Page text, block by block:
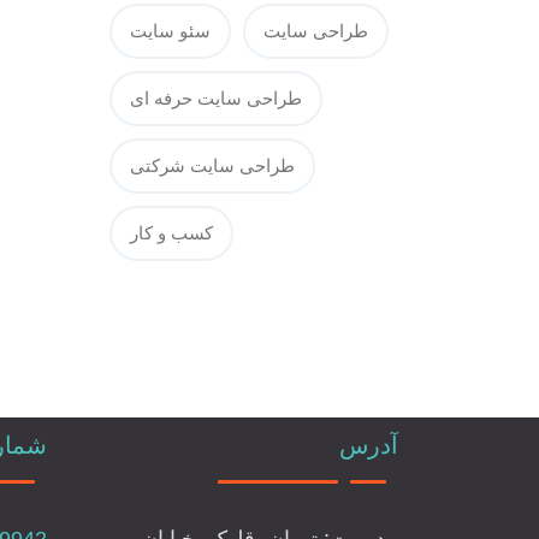
سئو سایت طراحی سایت
طراحی سایت حرفه ای
طراحی سایت شرکتی
کسب و کار
آدرس